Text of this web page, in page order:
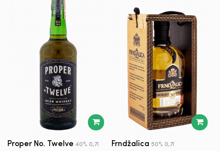
Proper No. Twelve 40% 0,7l Frndžalica 50% 0,7l